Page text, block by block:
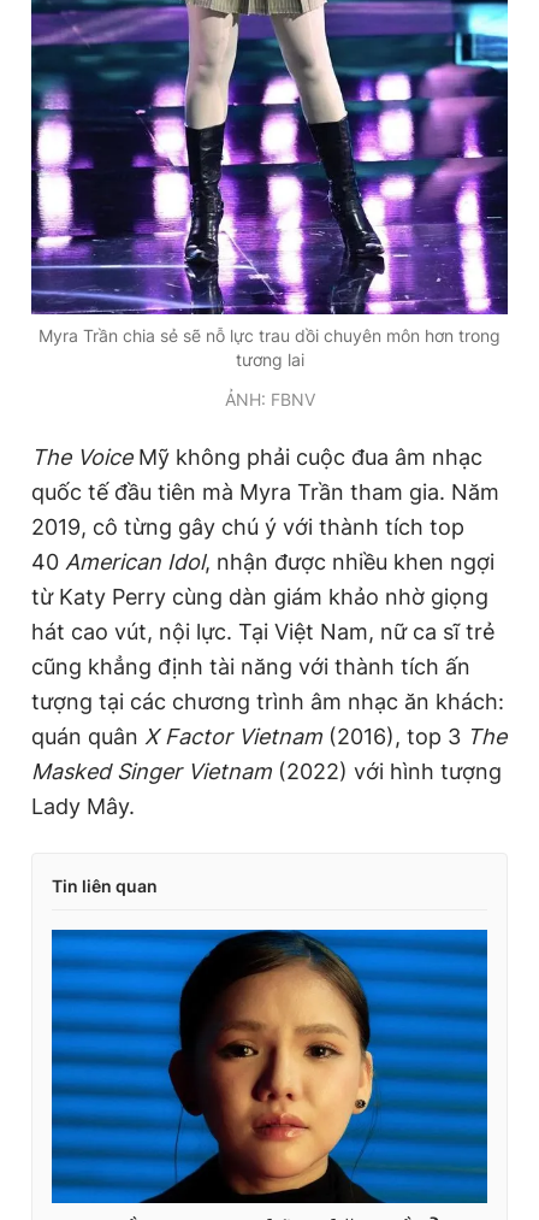
Myra Trần chia sẻ sẽ nỗ lực trau dồi chuyên môn hơn trong
tương lai
ẢNH: FBNV
The VoiceMỹ không phải cuộc đua âm nhạc
quốc tế đầu tiên mà Myra Trần tham gia. Năm
2019, cô từng gây chú ý với thành tích top
40 American Idol, nhận được nhiều khen ngợi
từ Katy Perry cùng dàn giám khảo nhờ giọng
hát cao vút, nội lực. Tại Việt Nam, nữ ca sĩ trẻ
cũng khẳng định tài năng với thành tích ấn
tượng tại các chương trình âm nhạc ăn khách:
quán quân X Factor Vietnam (2016), top 3 The
Masked Singer Vietnam (2022) với hình tượng
Lady Mây.
Tin liên quan